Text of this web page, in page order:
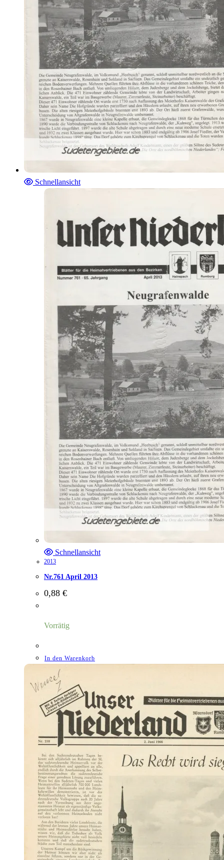
Schnellansicht
Schnellansicht
2013
Nr.761 April 2013
0,88 €
Vorrätig
In den Warenkorb